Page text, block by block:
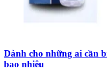
Dành cho những ai cần
bao nhiêu